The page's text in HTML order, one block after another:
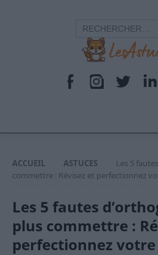
ACCUEIL ASTUCES
Les 5
commettre : Révisez et perfectionnez
Les 5 fautes
plus commettre :
perfectionnez